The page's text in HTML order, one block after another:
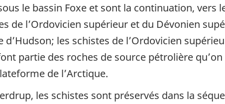
le bassin Foxe et sont la continuation, vers
de l’Ordovicien supérieur et du Dévonien
d’Hudson; les schistes de l’Ordovicien
partie des roches de source pétrolière
de l’Arctique.
les schistes sont préservés dans la